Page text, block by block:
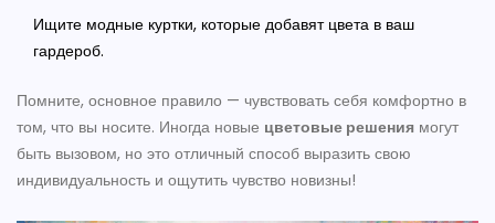
Ищите модные куртки, которые добавят цвета в ваш
гардероб.
Помните, основное правило — чувствовать себя комфортно в
том, что вы носите. Иногда новые цветовые решения могут
быть вызовом, но это отличный способ выразить свою
индивидуальность и ощутить чувство новизны!